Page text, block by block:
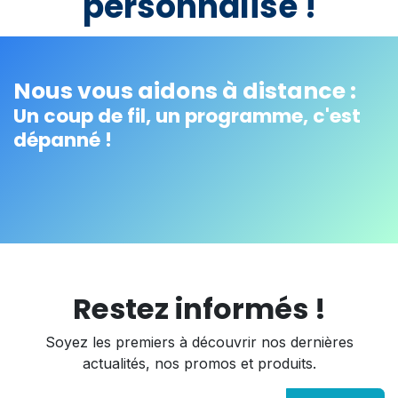
Nous vous aidons à distance :
Un coup de fil, un programme, c'est
dépanné !
Restez informés !
Soyez les premiers à découvrir nos dernières
actualités, nos promos et produits.